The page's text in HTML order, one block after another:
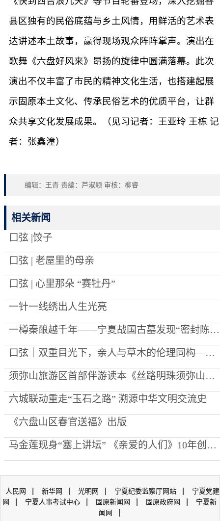
县区独有的民俗底蕴与乡土风情，用鲜活的艺术表
达讲述本土故事，赢得现场观众阵阵掌声。演出在
歌舞《六盘好风来》昂扬的旋律中圆满落幕。此次
演出不仅丰富了市民的精神文化生活，也搭建起展
示固原本土文化、传承民俗艺术的优质平台，让群
众共享文化发展成果。（见习记者：王亚玲 王栋 记
者：张鑫潼）
编辑：王青 责编：芦淑颖 审核：柳睿
相关新闻
口弦 |饺子
口弦 | 老屋里的母亲
口弦 | 心里那朵 “赛牡丹”
一针一线绣出人生光亮
一樽秦酿越千年——宁夏战国古墓发现“密封陈酿”始末
口弦｜双重目光下，亲人与草木的伦理同构——评李向菊诗集《每一棵草都被深爱过》
须弥山旅游区首部伴游读本《丝路明珠须弥山》出版
六城联动重走“玉石之路” 溯源中华文明交流史
《六盘山区春官送福》出版
马金莲现身“塞上讲坛” 《亲爱的人们》10年创作心路公开
人民网 新华网 光明网 宁夏纪委监察厅网站
宁夏党建
网
宁夏人事考试中心 固原新闻网 固原政府网
宁夏新
闻网